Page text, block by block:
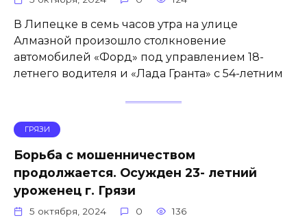
В Липецке в семь часов утра на улице
Алмазной произошло столкновение
автомобилей «Форд» под управлением 18-
летнего водителя и «Лада Гранта» с 54-летним
ГРЯЗИ
Борьба с мошенничеством
продолжается. Осужден 23- летний
уроженец г. Грязи
5 октября, 2024 0 136